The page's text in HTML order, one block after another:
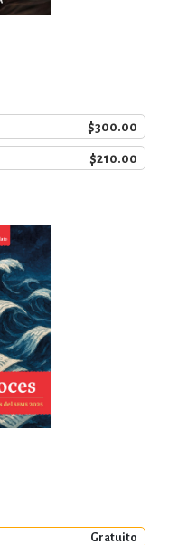
$300.00
$210.00
Gratuito